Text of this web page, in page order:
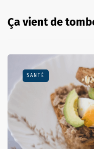
Ça vient de
SANTÉ